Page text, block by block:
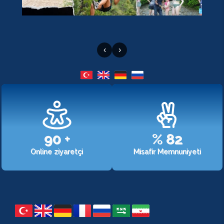
‹ ›
107 +
Online ziyaretçi
% 98
Misafir Memnuniyeti